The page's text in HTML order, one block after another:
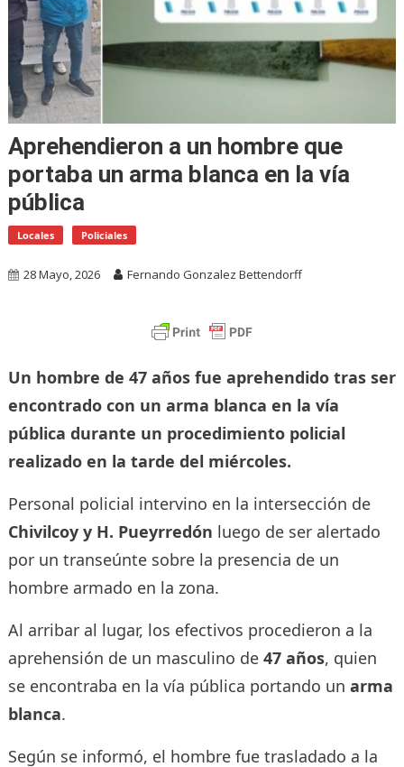
Aprehendieron a un hombre que
portaba un arma blanca en la vía
pública
Locales Policiales
28 Mayo, 2026 Fernando Gonzalez Bettendorff
Un hombre de 47 años fue aprehendido tras ser
encontrado con un arma blanca en la vía
pública durante un procedimiento policial
realizado en la tarde del miércoles.
Personal policial intervino en la intersección de
Chivilcoy y H. Pueyrredón luego de ser alertado
por un transeúnte sobre la presencia de un
hombre armado en la zona.
Al arribar al lugar, los efectivos procedieron a la
aprehensión de un masculino de 47 años, quien
se encontraba en la vía pública portando un arma
blanca.
Según se informó, el hombre fue trasladado a la